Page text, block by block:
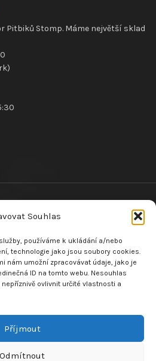
Souhlas
používáme k ukládání a/nebo
technologie jako jsou soubory cookies.
nám umožní zpracovávat údaje, jako je
ID na tomto webu. Nesouhlas
ovlivnit určité vlastnosti a
Příjmout
Odmítnout
Pitbiků Stomp. Máme největší sklad
Today2024